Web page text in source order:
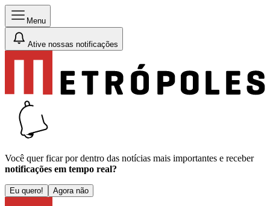
Menu
Ative nossas notificações
Você quer ficar por dentro das notícias mais importantes e receber
notificações em tempo real?
Eu quero! Agora não